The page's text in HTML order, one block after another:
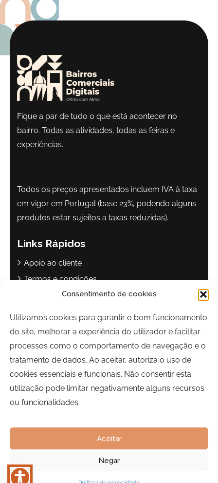
Consentimento de cookies
Utilizamos cookies para garantir o bom funcionamento
do site, melhorar a experiência do utilizador e facilitar
processos como o comportamento de navegação e o
tratamento de dados. Ao aceitar, autoriza o uso de
cookies essenciais e funcionais. Não consentir esta
utilização pode limitar negativamente alguns recursos
ou funcionalidades.
Aceitar
Negar
Fique a par de tudo o que está acontecer no
bairro. Todas as atividades, todas as feiras e
experiências.
Todos os preços apresentados incluem IVA à taxa
em vigor em Portugal (base 23%, podendo alguns
produtos estar sujeitos a taxas reduzidas).
Links Rápidos
Apoio ao cliente
Termos e condições
Política de privacidade
Contactos
Largo Sebastião Martins Mestre
Horário:Segunda a Sexta-feira | 09h00 às 17h00